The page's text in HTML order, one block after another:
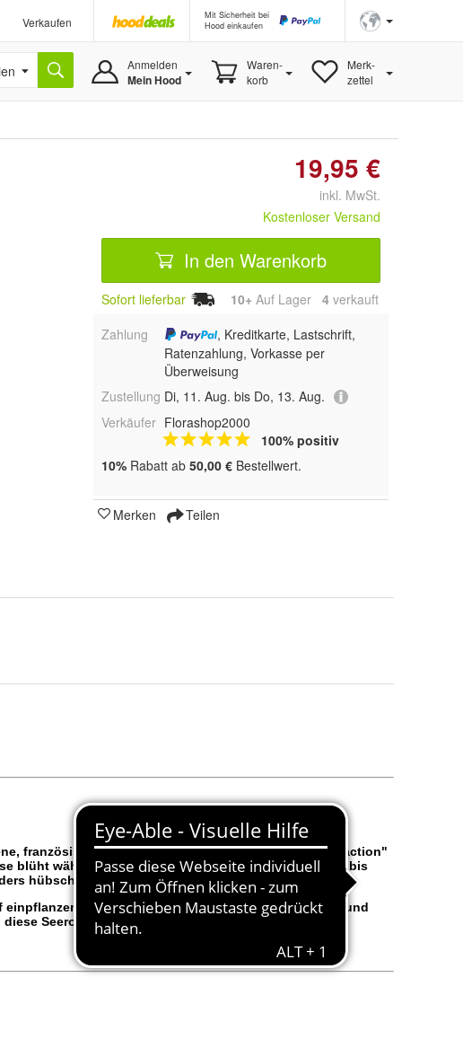
Verkaufen
Mit Sicherheit bei
Hood einkaufen
Anmelden
Mein Hood
Waren-
korb
Merk-
zettel
19,95 €
inkl. MwSt.
Kostenloser Versand
In den Warenkorb
Sofort lieferbar 10+ Auf Lager 4 verkauft
Zahlung
, Kreditkarte, Lastschrift,
Ratenzahlung, Vorkasse per
Überweisung
Zustellung Di, 11. Aug. bis Do, 13. Aug.
Verkäufer Florashop2000
100% positiv
10% Rabatt ab 50,00 € Bestellwert.
Merken Teilen